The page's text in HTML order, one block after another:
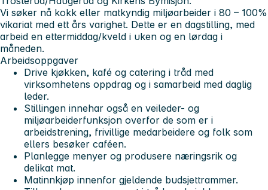
Vi søker nå kokk eller matkyndig miljøarbeider i 80 – 100%
vikariat med ett års varighet. Dette er en dagstilling, med
arbeid en ettermiddag/kveld i uken og en lørdag i
måneden.
Arbeidsoppgaver
Drive kjøkken, kafé og catering i tråd med
virksomhetens oppdrag og i samarbeid med daglig
leder.
Stillingen innehar også en veileder- og
miljøarbeiderfunksjon overfor de som er i
arbeidstrening, frivillige medarbeidere og folk som
ellers besøker caféen.
Planlegge menyer og produsere næringsrik og
delikat mat.
Matinnkjøp innenfor gjeldende budsjettrammer.